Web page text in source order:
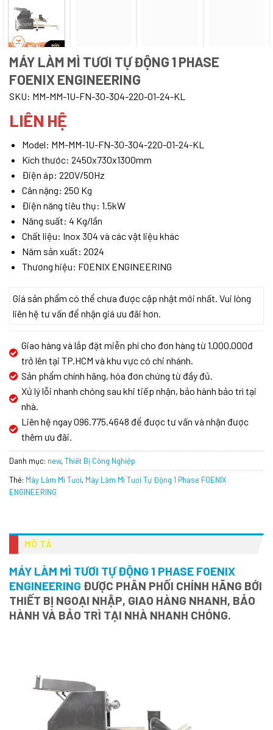
MÁY LÀM MÌ TƯƠI TỰ ĐỘNG 1 PHASE
FOENIX ENGINEERING
SKU: MM-MM-1U-FN-30-304-220-01-24-KL
LIÊN HỆ
Model: MM-MM-1U-FN-30-304-220-01-24-KL
Kích thước: 2450x730x1300mm
Điện áp: 220V/50Hz
Cân nặng: 250 Kg
Điện năng tiêu thụ: 1.5kW
Năng suất: 4 Kg/lần
Chất liệu: Inox 304 và các vật liệu khác
Năm sản xuất: 2024
Thương hiệu: FOENIX ENGINEERING
Giá sản phẩm có thể chưa được cập nhật mới nhất. Vui lòng
liên hệ tư vấn để nhận giá ưu đãi hơn.
Giao hàng và lắp đặt miễn phí cho đơn hàng từ 1.000.000đ
trở lên tại TP.HCM và khu vực có chi nhánh.
Sản phẩm chính hãng, hóa đơn chứng từ đầy đủ.
Xử lý lỗi nhanh chóng sau khi tiếp nhận, bảo hành bảo trì tại
nhà.
Liên hệ ngay 096.775.4648 để được tư vấn và nhận được
thêm ưu đãi.
Danh mục: new,Thiết Bị Công Nghiệp
Thẻ: Máy Làm Mì Tươi, Máy Làm Mì Tươi Tự Động 1 Phase FOENIX
ENGINEERING
MÔ TẢ
MÁY LÀM MÌ TƯƠI TỰ ĐỘNG 1 PHASE FOENIX
ENGINEERING ĐƯỢC PHÂN PHỐI CHÍNH HÃNG BỚI
THIẾT BỊ NGOẠI NHẬP, GIAO HÀNG NHANH, BẢO
HÀNH VÀ BẢO TRÌ TẠI NHÀ NHANH CHÓNG.